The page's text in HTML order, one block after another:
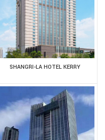
SHANGRI-LA HOTEL KERRY